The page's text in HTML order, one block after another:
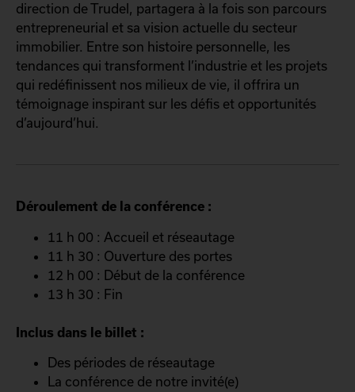
direction de Trudel, partagera à la fois son parcours
entrepreneurial et sa vision actuelle du secteur
immobilier. Entre son histoire personnelle, les
tendances qui transforment l’industrie et les projets
qui redéfinissent nos milieux de vie, il offrira un
témoignage inspirant sur les défis et opportunités
d’aujourd’hui.
Déroulement de la conférence :
11 h 00 : Accueil et réseautage
11 h 30 : Ouverture des portes
12 h 00 : Début de la conférence
13 h 30 : Fin
Inclus dans le billet :
Des périodes de réseautage
La conférence de notre invité(e)